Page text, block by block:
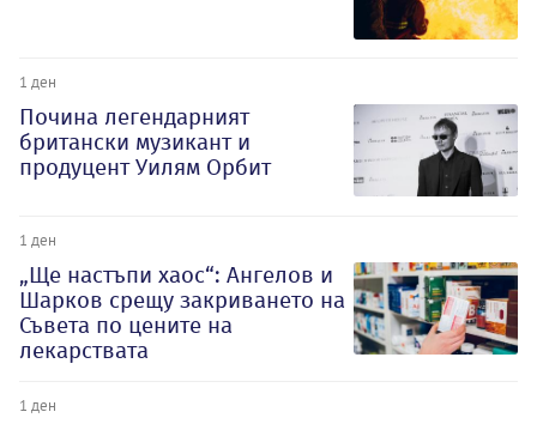
1 ден
Почина легендарният
британски музикант и
продуцент Уилям Орбит
1 ден
„Ще настъпи хаос“: Ангелов и
Шарков срещу закриването на
Съвета по цените на
лекарствата
1 ден